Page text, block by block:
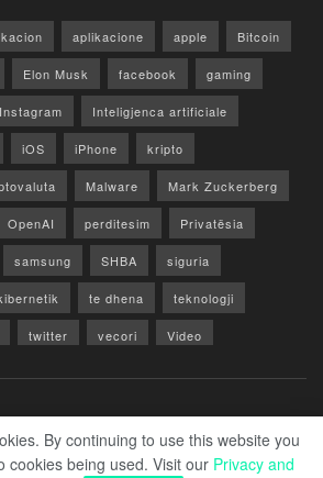
aplikacione apple Bitcoin
Elon Musk facebook gaming
Instagram Inteligjenca artificiale
iOS iPhone kripto
Malware Mark Zuckerberg
OpenAI perditesim Privatësia
samsung SHBA siguria
te dhena teknologji
twitter vecori Video
By continuing to use this website you
cookies being used. Visit our Privacy and